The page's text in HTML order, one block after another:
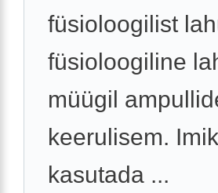
füsioloogilist
füsioloogiline
müügil
keerulisem.
kasutada ...